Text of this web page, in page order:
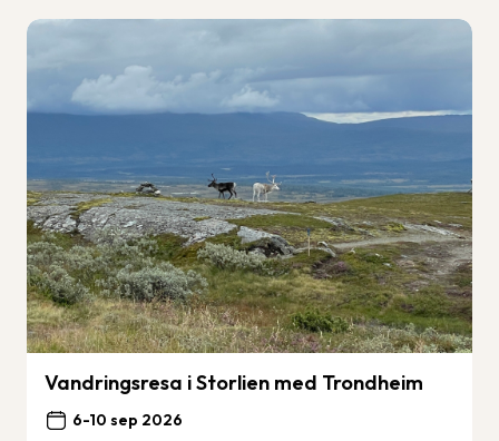
Vandringsresa i Storlien med Trondheim
6-10 sep 2026